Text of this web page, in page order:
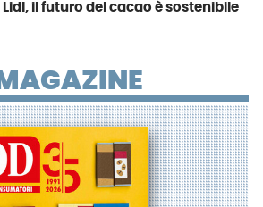
Lidl, il futuro del cacao è sostenibile
MAGAZINE